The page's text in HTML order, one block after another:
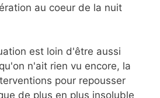
au coeur de la nuit
est loin d'être aussi
n'ait rien vu encore, la
pour repousser
de plus en plus insoluble